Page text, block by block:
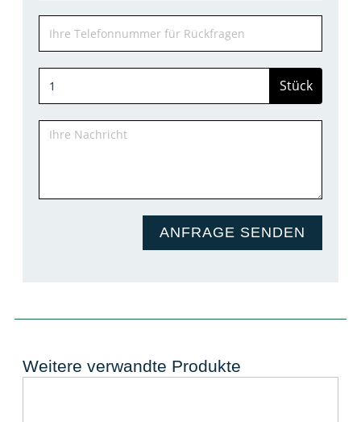
Stück
ANFRAGE SENDEN
Weitere verwandte Produkte